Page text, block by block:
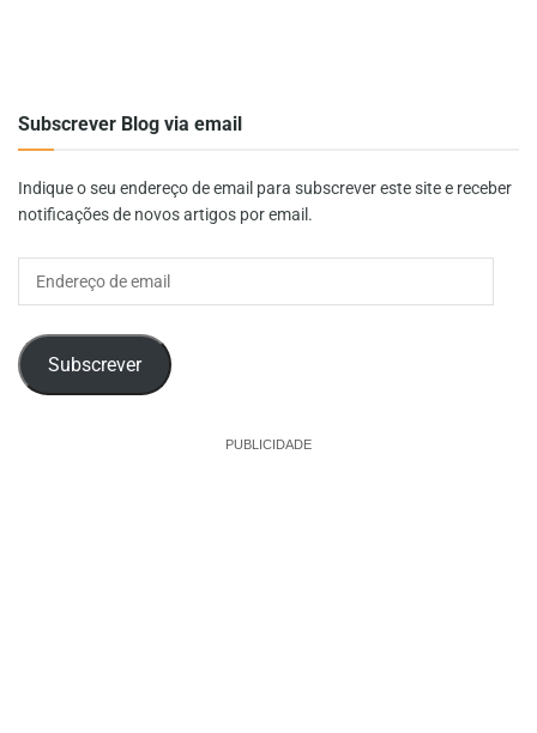
Subscrever Blog via email
Indique o seu endereço de email para subscrever este site e receber
notificações de novos artigos por email.
Subscrever
PUBLICIDADE